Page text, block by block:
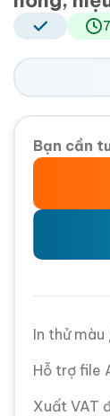
Bạn cần
In thử
Hỗ trợ file
Xuất VAT